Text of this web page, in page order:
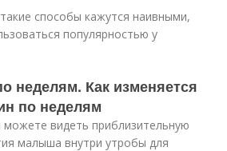
способы кажутся наивными,
популярностью у
неделям. Как изменяется
по неделям
видеть приблизительную
малыша внутри утробы для